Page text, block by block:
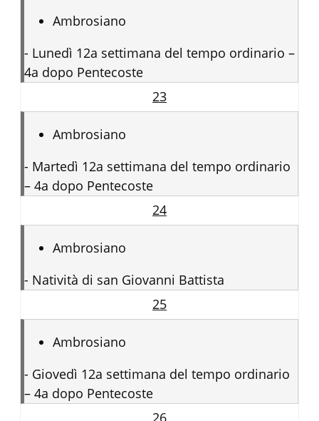
Ambrosiano
- Lunedì 12a settimana del tempo ordinario –
4a dopo Pentecoste
23
Ambrosiano
- Martedì 12a settimana del tempo ordinario
– 4a dopo Pentecoste
24
Ambrosiano
- Natività di san Giovanni Battista
25
Ambrosiano
- Giovedì 12a settimana del tempo ordinario
– 4a dopo Pentecoste
26